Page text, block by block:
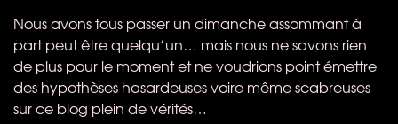
Nous avons tous passer un dimanche assommant à
part peut être quelqu’un… mais nous ne savons rien
de plus pour le moment et ne voudrions point émettre
des hypothèses hasardeuses voire même scabreuses
sur ce blog plein de vérités…